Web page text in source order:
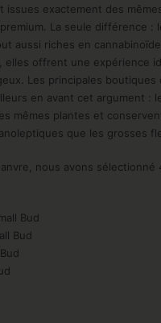
issues exactement des
La seule différence :
aussi riches en
elles offrent une expérience
Les principales boutiques
en avant cet argument :
mêmes plantes et
que les grosses
nous avons sélectionné
Bud
Bud